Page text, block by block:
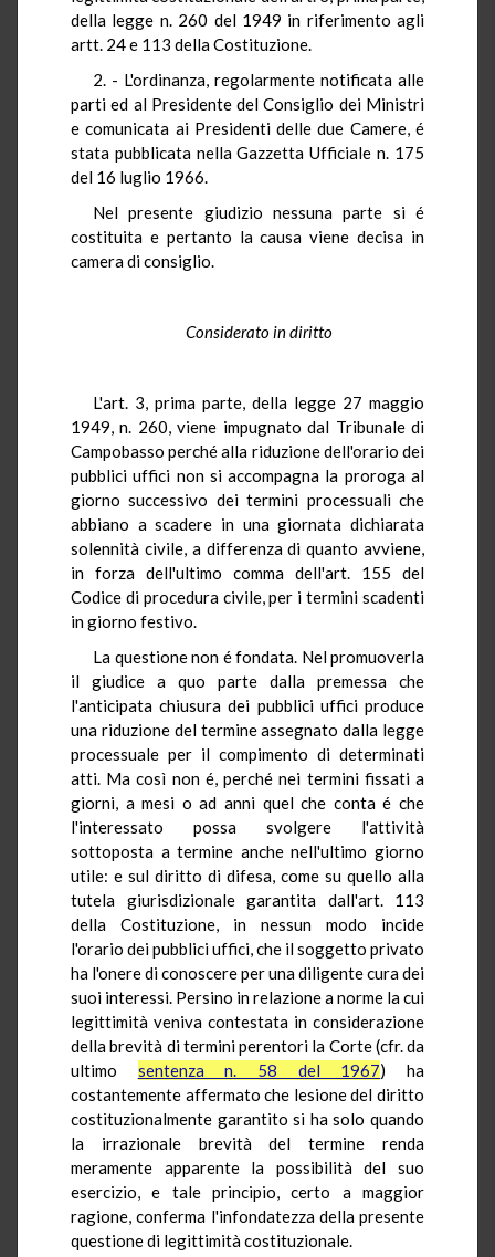
della legge n. 260 del 1949 in riferimento agli
artt. 24 e 113 della Costituzione.
2. - L'ordinanza, regolarmente notificata alle
parti ed al Presidente del Consiglio dei Ministri
e comunicata ai Presidenti delle due Camere, é
stata pubblicata nella Gazzetta Ufficiale n. 175
del 16 luglio 1966.
Nel presente giudizio nessuna parte si é
costituita e pertanto la causa viene decisa in
camera di consiglio.
Considerato in diritto
L'art. 3, prima parte, della legge 27 maggio
1949, n. 260, viene impugnato dal Tribunale di
Campobasso perché alla riduzione dell'orario dei
pubblici uffici non si accompagna la proroga al
giorno successivo dei termini processuali che
abbiano a scadere in una giornata dichiarata
solennità civile, a differenza di quanto avviene,
in forza dell'ultimo comma dell'art. 155 del
Codice di procedura civile, per i termini scadenti
in giorno festivo.
La questione non é fondata. Nel promuoverla
il giudice a quo parte dalla premessa che
l'anticipata chiusura dei pubblici uffici produce
una riduzione del termine assegnato dalla legge
processuale per il compimento di determinati
atti. Ma così non é, perché nei termini fissati a
giorni, a mesi o ad anni quel che conta é che
l'interessato possa svolgere l'attività
sottoposta a termine anche nell'ultimo giorno
utile: e sul diritto di difesa, come su quello alla
tutela giurisdizionale garantita dall'art. 113
della Costituzione, in nessun modo incide
l'orario dei pubblici uffici, che il soggetto privato
ha l'onere di conoscere per una diligente cura dei
suoi interessi. Persino in relazione a norme la cui
legittimità veniva contestata in considerazione
della brevità di termini perentori la Corte (cfr. da
ultimo sentenza n. 58 del 1967) ha
costantemente affermato che lesione del diritto
costituzionalmente garantito si ha solo quando
la irrazionale brevità del termine renda
meramente apparente la possibilità del suo
esercizio, e tale principio, certo a maggior
ragione, conferma l'infondatezza della presente
questione di legittimità costituzionale.